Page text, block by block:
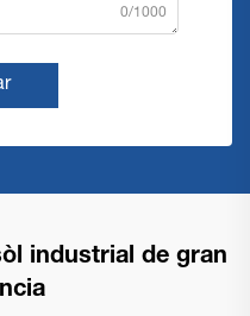
0/1000
industrial de gran